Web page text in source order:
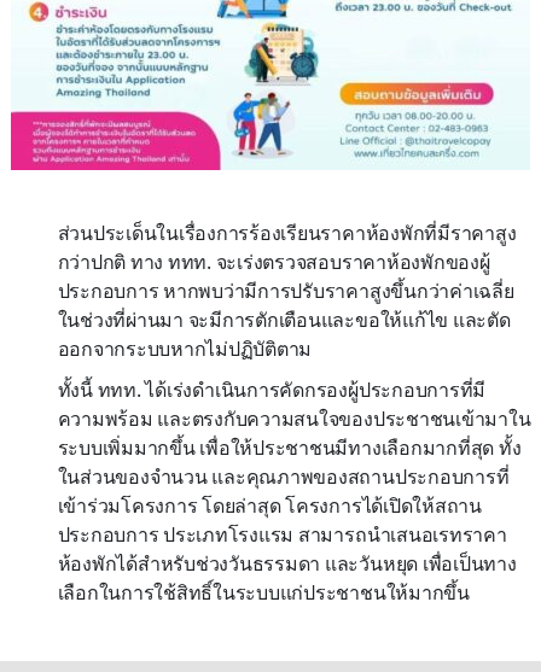
ส่วนประเด็นในเรื่องการร้องเรียนราคาห้องพักที่มีราคาสูง
กว่าปกติ ทาง ททท. จะเร่งตรวจสอบราคาห้องพักของผู้
ประกอบการ หากพบว่ามีการปรับราคาสูงขึ้นกว่าค่าเฉลี่ย
ในช่วงที่ผ่านมา จะมีการตักเตือนและขอให้แก้ไข และตัด
ออกจากระบบหากไม่ปฏิบัติตาม
ทั้งนี้ ททท. ได้เร่งดำเนินการคัดกรองผู้ประกอบการที่มี
ความพร้อม และตรงกับความสนใจของประชาชนเข้ามาใน
ระบบเพิ่มมากขึ้น เพื่อให้ประชาชนมีทางเลือกมากที่สุด ทั้ง
ในส่วนของจำนวน และคุณภาพของสถานประกอบการที่
เข้าร่วมโครงการ โดยล่าสุด โครงการได้เปิดให้สถาน
ประกอบการ ประเภทโรงแรม สามารถนำเสนอเรทราคา
ห้องพักได้สำหรับช่วงวันธรรมดา และวันหยุด เพื่อเป็นทาง
เลือกในการใช้สิทธิ์ในระบบแก่ประชาชนให้มากขึ้น